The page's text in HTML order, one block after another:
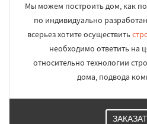
Мы можем построить дом, как
по индивидуально
всерьез хотите осуществить
необходимо ответить на
относительно технологии
дома, подвода